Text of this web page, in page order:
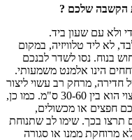
הקשבה שלכם ?
ולא עם שעון ביד.
לא ליד טלוויזיה, במקום
בנוח. נסו לשדר לבנכם
הינו אלמנט משמעותי.
חדירה, מרחק רב עשוי ליצור
תחושת ריחוק ורשמיות. המרחק הרצוי הוא בין 30-60 ס"מ. כמו כן,
חפצים או מכשולים,
תרצו בכך. שימו לב שתנוחת
מרוחקת ממנו או סגורה